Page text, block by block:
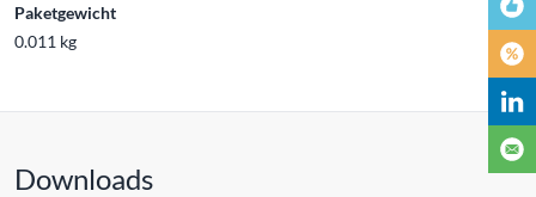
Paketgewicht
0.011 kg
Downloads